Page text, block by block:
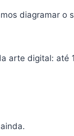
diagramar o
arte digital: até